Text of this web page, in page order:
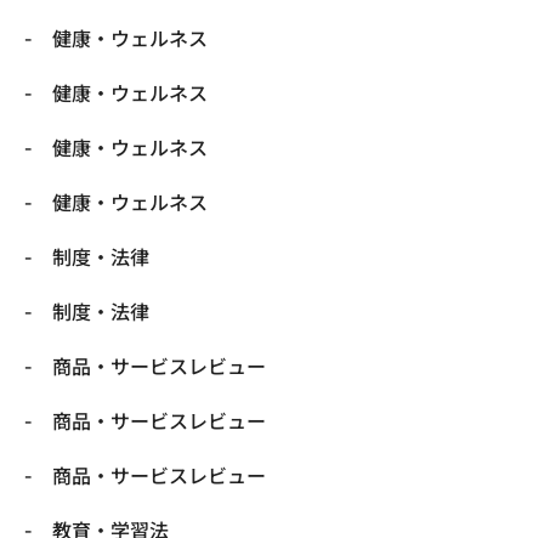
健康・ウェルネス
健康・ウェルネス
健康・ウェルネス
健康・ウェルネス
制度・法律
制度・法律
商品・サービスレビュー
商品・サービスレビュー
商品・サービスレビュー
教育・学習法